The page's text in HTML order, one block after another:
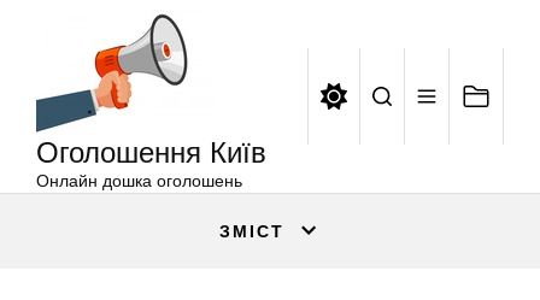
Оголошення Київ
Онлайн дошка оголошень
ЗМІСТ